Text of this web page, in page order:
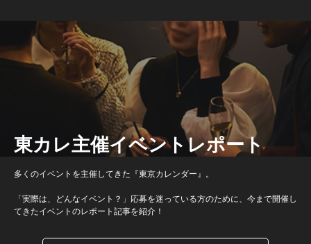
東カレ主催イベントレポート
多くのイベントを主催してきた『東京カレンダー』。
「実際は、どんなイベント？」応募を迷っている方のために、今まで開催し
てきたイベントのレポート記事を紹介！